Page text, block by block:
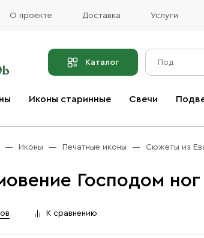
О проекте Доставка Услуги
Каталог
Иконы старинные Свечи
утварь
Иконы Печатные иконы Сюжеты из
Господом
К сравнению